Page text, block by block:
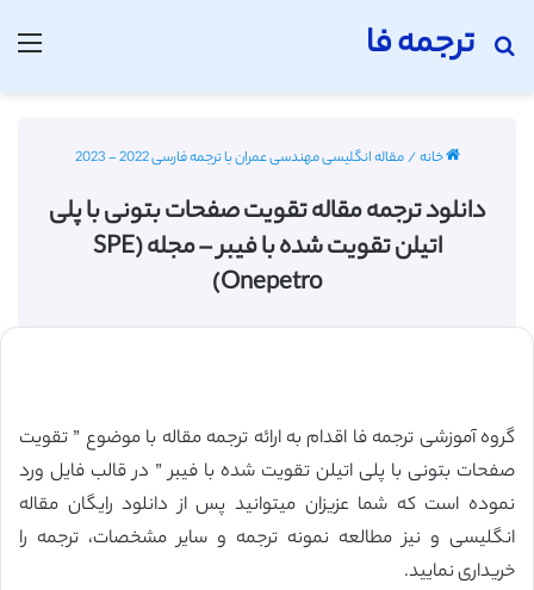
ترجمه فا
جستجو برای
خانه/مقاله انگلیسی مهندسی عمران با ترجمه فارسی 2022 - 2023
دانلود ترجمه مقاله تقویت صفحات بتونی با پلی
اتیلن تقویت شده با فیبر – مجله (SPE
(Onepetro
گروه آموزشی ترجمه فا اقدام به ارائه ترجمه مقاله با موضوع ” تقویت
صفحات بتونی با پلی اتیلن تقویت شده با فیبر ” در قالب فایل ورد
نموده است که شما عزیزان میتوانید پس از دانلود رایگان مقاله
انگلیسی و نیز مطالعه نمونه ترجمه و سایر مشخصات، ترجمه را
خریداری نمایید.